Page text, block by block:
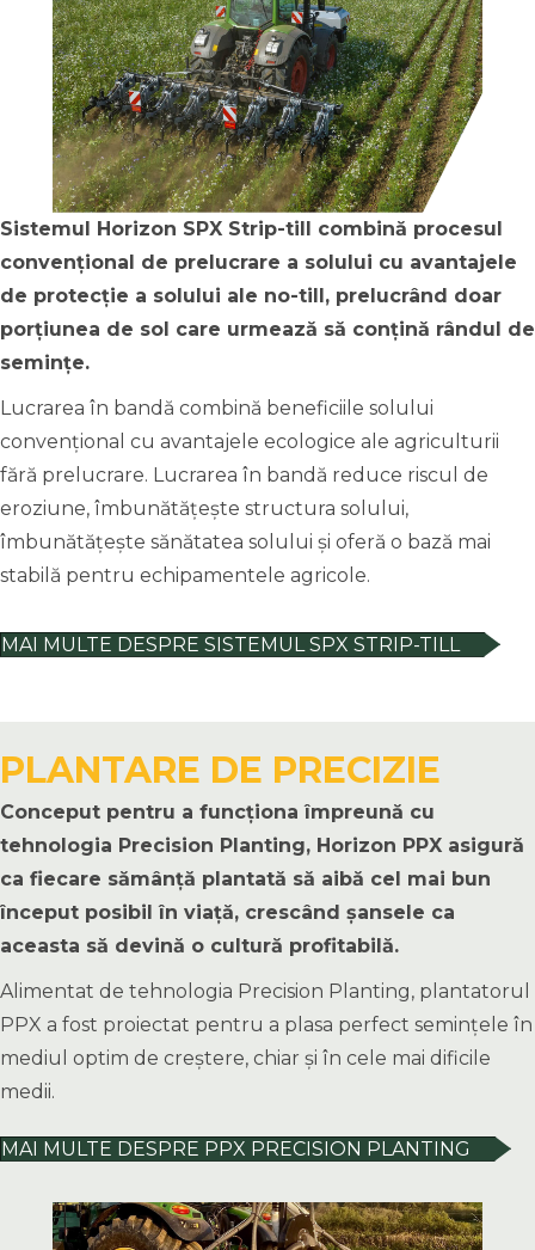
Sistemul Horizon SPX Strip-till combină procesul
convențional de prelucrare a solului cu avantajele
de protecție a solului ale no-till, prelucrând doar
porțiunea de sol care urmează să conțină rândul de
semințe.
Lucrarea în bandă combină beneficiile solului
convențional cu avantajele ecologice ale agriculturii
fără prelucrare. Lucrarea în bandă reduce riscul de
eroziune, îmbunătățește structura solului,
îmbunătățește sănătatea solului și oferă o bază mai
stabilă pentru echipamentele agricole.
MAI MULTE DESPRE SISTEMUL SPX STRIP-TILL
PLANTARE DE PRECIZIE
Conceput pentru a funcționa împreună cu
tehnologia Precision Planting, Horizon PPX asigură
ca fiecare sămânță plantată să aibă cel mai bun
început posibil în viață, crescând șansele ca
aceasta să devină o cultură profitabilă.
Alimentat de tehnologia Precision Planting, plantatorul
PPX a fost proiectat pentru a plasa perfect semințele în
mediul optim de creștere, chiar și în cele mai dificile
medii.
MAI MULTE DESPRE PPX PRECISION PLANTING